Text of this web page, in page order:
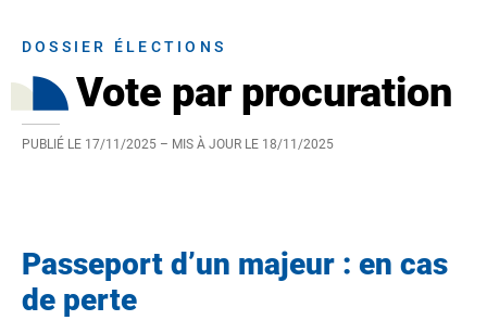
DOSSIER ÉLECTIONS
Vote par procuration
PUBLIÉ LE 17/11/2025 – MIS À JOUR LE 18/11/2025
Passeport d’un majeur : en cas
de perte